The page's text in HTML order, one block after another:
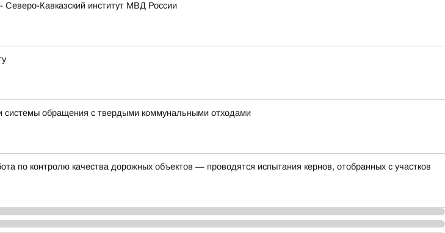
Кавказский институт МВД России
системы обращения с твердыми коммунальными отходами
по контролю качества дорожных объектов — проводятся испытания кернов, отобранных с участков